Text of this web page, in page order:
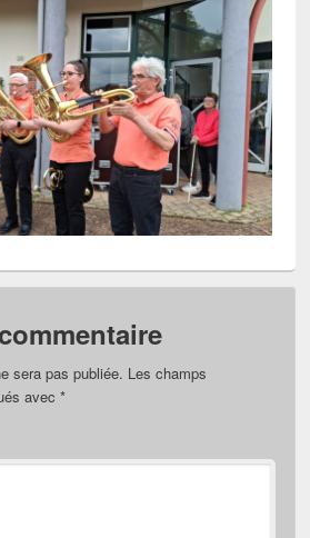
sera pas publiée. Les champs
avec*